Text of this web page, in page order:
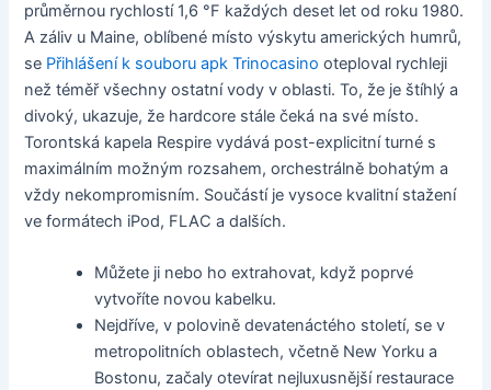
průměrnou rychlostí 1,6 °F každých deset let od roku 1980.
A záliv u Maine, oblíbené místo výskytu amerických humrů,
se Přihlášení k souboru apk Trinocasino oteploval rychleji
než téměř všechny ostatní vody v oblasti. To, že je štíhlý a
divoký, ukazuje, že hardcore stále čeká na své místo.
Torontská kapela Respire vydává post-explicitní turné s
maximálním možným rozsahem, orchestrálně bohatým a
vždy nekompromisním. Součástí je vysoce kvalitní stažení
ve formátech iPod, FLAC a dalších.
Můžete ji nebo ho extrahovat, když poprvé
vytvoříte novou kabelku.
Nejdříve, v polovině devatenáctého století, se v
metropolitních oblastech, včetně New Yorku a
Bostonu, začaly otevírat nejluxusnější restaurace